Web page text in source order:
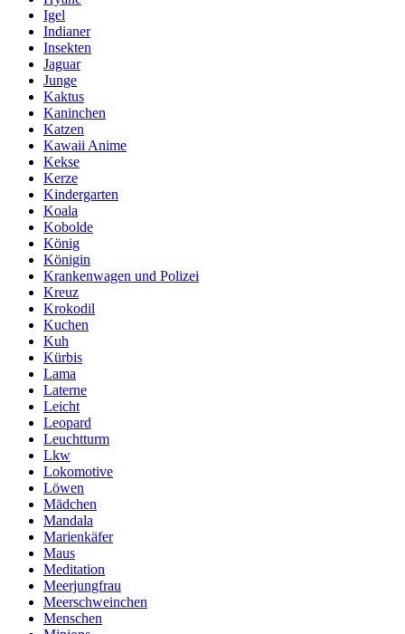
Igel
Indianer
Insekten
Jaguar
Junge
Kaktus
Kaninchen
Katzen
Kawaii Anime
Kekse
Kerze
Kindergarten
Koala
Kobolde
König
Königin
Krankenwagen und Polizei
Kreuz
Krokodil
Kuchen
Kuh
Kürbis
Lama
Laterne
Leicht
Leopard
Leuchtturm
Lkw
Lokomotive
Löwen
Mädchen
Mandala
Marienkäfer
Maus
Meditation
Meerjungfrau
Meerschweinchen
Menschen